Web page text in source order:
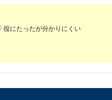
役にたったが分かりにくい